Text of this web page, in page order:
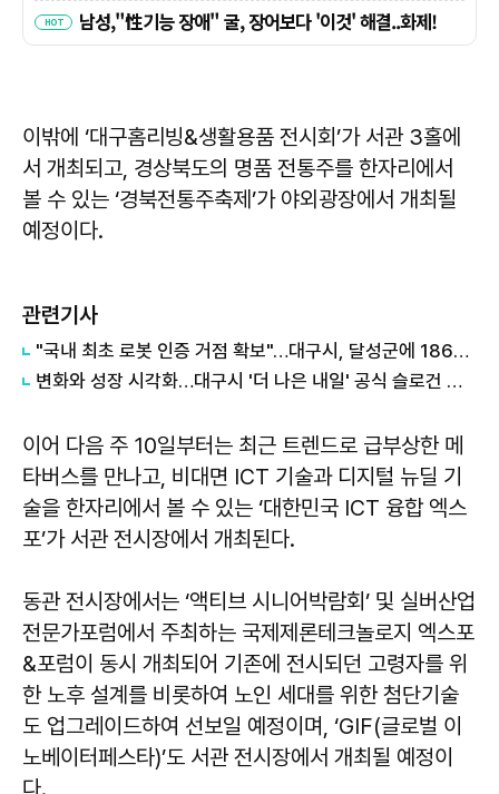
이밖에 ‘대구홈리빙&생활용품 전시회’가 서관 3홀에
서 개최되고, 경상북도의 명품 전통주를 한자리에서
볼 수 있는 ‘경북전통주축제’가 야외광장에서 개최될
예정이다.
관련기사
"국내 최초 로봇 인증 거점 확보"…대구시, 달성군에 186억 투입해 휴머노이드 센터 구축
변화와 성장 시각화…대구시 '더 나은 내일' 공식 슬로건 디자인 공개
이어 다음 주 10일부터는 최근 트렌드로 급부상한 메
타버스를 만나고, 비대면 ICT 기술과 디지털 뉴딜 기
술을 한자리에서 볼 수 있는 ‘대한민국 ICT 융합 엑스
포’가 서관 전시장에서 개최된다.
동관 전시장에서는 ‘액티브 시니어박람회’ 및 실버산업
전문가포럼에서 주최하는 국제제론테크놀로지 엑스포
&포럼이 동시 개최되어 기존에 전시되던 고령자를 위
한 노후 설계를 비롯하여 노인 세대를 위한 첨단기술
도 업그레이드하여 선보일 예정이며, ‘GIF(글로벌 이
노베이터페스타)’도 서관 전시장에서 개최될 예정이
다.